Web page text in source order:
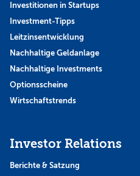
Investitionen in Startups
Investment-Tipps
Leitzinsentwicklung
Nachhaltige Geldanlage
Nachhaltige Investments
Optionsscheine
Wirtschaftstrends
Investor Relations
Berichte & Satzung